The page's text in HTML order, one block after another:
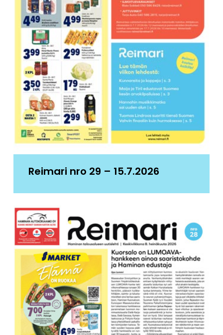
Reimari nro 29 – 15.7.2026